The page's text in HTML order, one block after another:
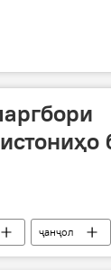
ҷанҷол